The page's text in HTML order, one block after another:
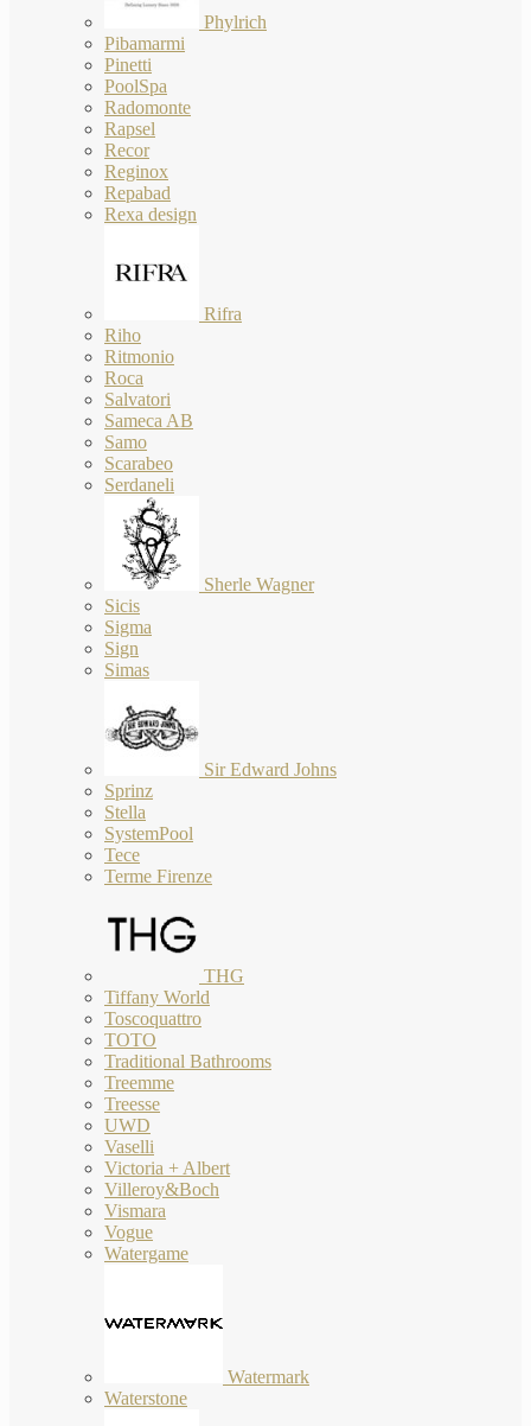
Phylrich
Pibamarmi
Pinetti
PoolSpa
Radomonte
Rapsel
Recor
Reginox
Repabad
Rexa design
Rifra
Riho
Ritmonio
Roca
Salvatori
Sameca AB
Samo
Scarabeo
Serdaneli
Sherle Wagner
Sicis
Sigma
Sign
Simas
Sir Edward Johns
Sprinz
Stella
SystemPool
Tece
Terme Firenze
THG
Tiffany World
Toscoquattro
TOTO
Traditional Bathrooms
Treemme
Treesse
UWD
Vaselli
Victoria + Albert
Villeroy&Boch
Vismara
Vogue
Watergame
Watermark
Waterstone